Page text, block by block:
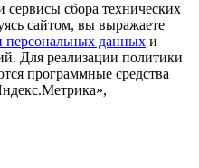
сбора технических
сайтом, вы выражаете
персональных данных и
Для реализации политики
программные средства